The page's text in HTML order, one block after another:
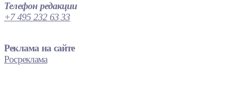
Телефон редакции
+7 495 232 63 33
Реклама на сайте
Росреклама